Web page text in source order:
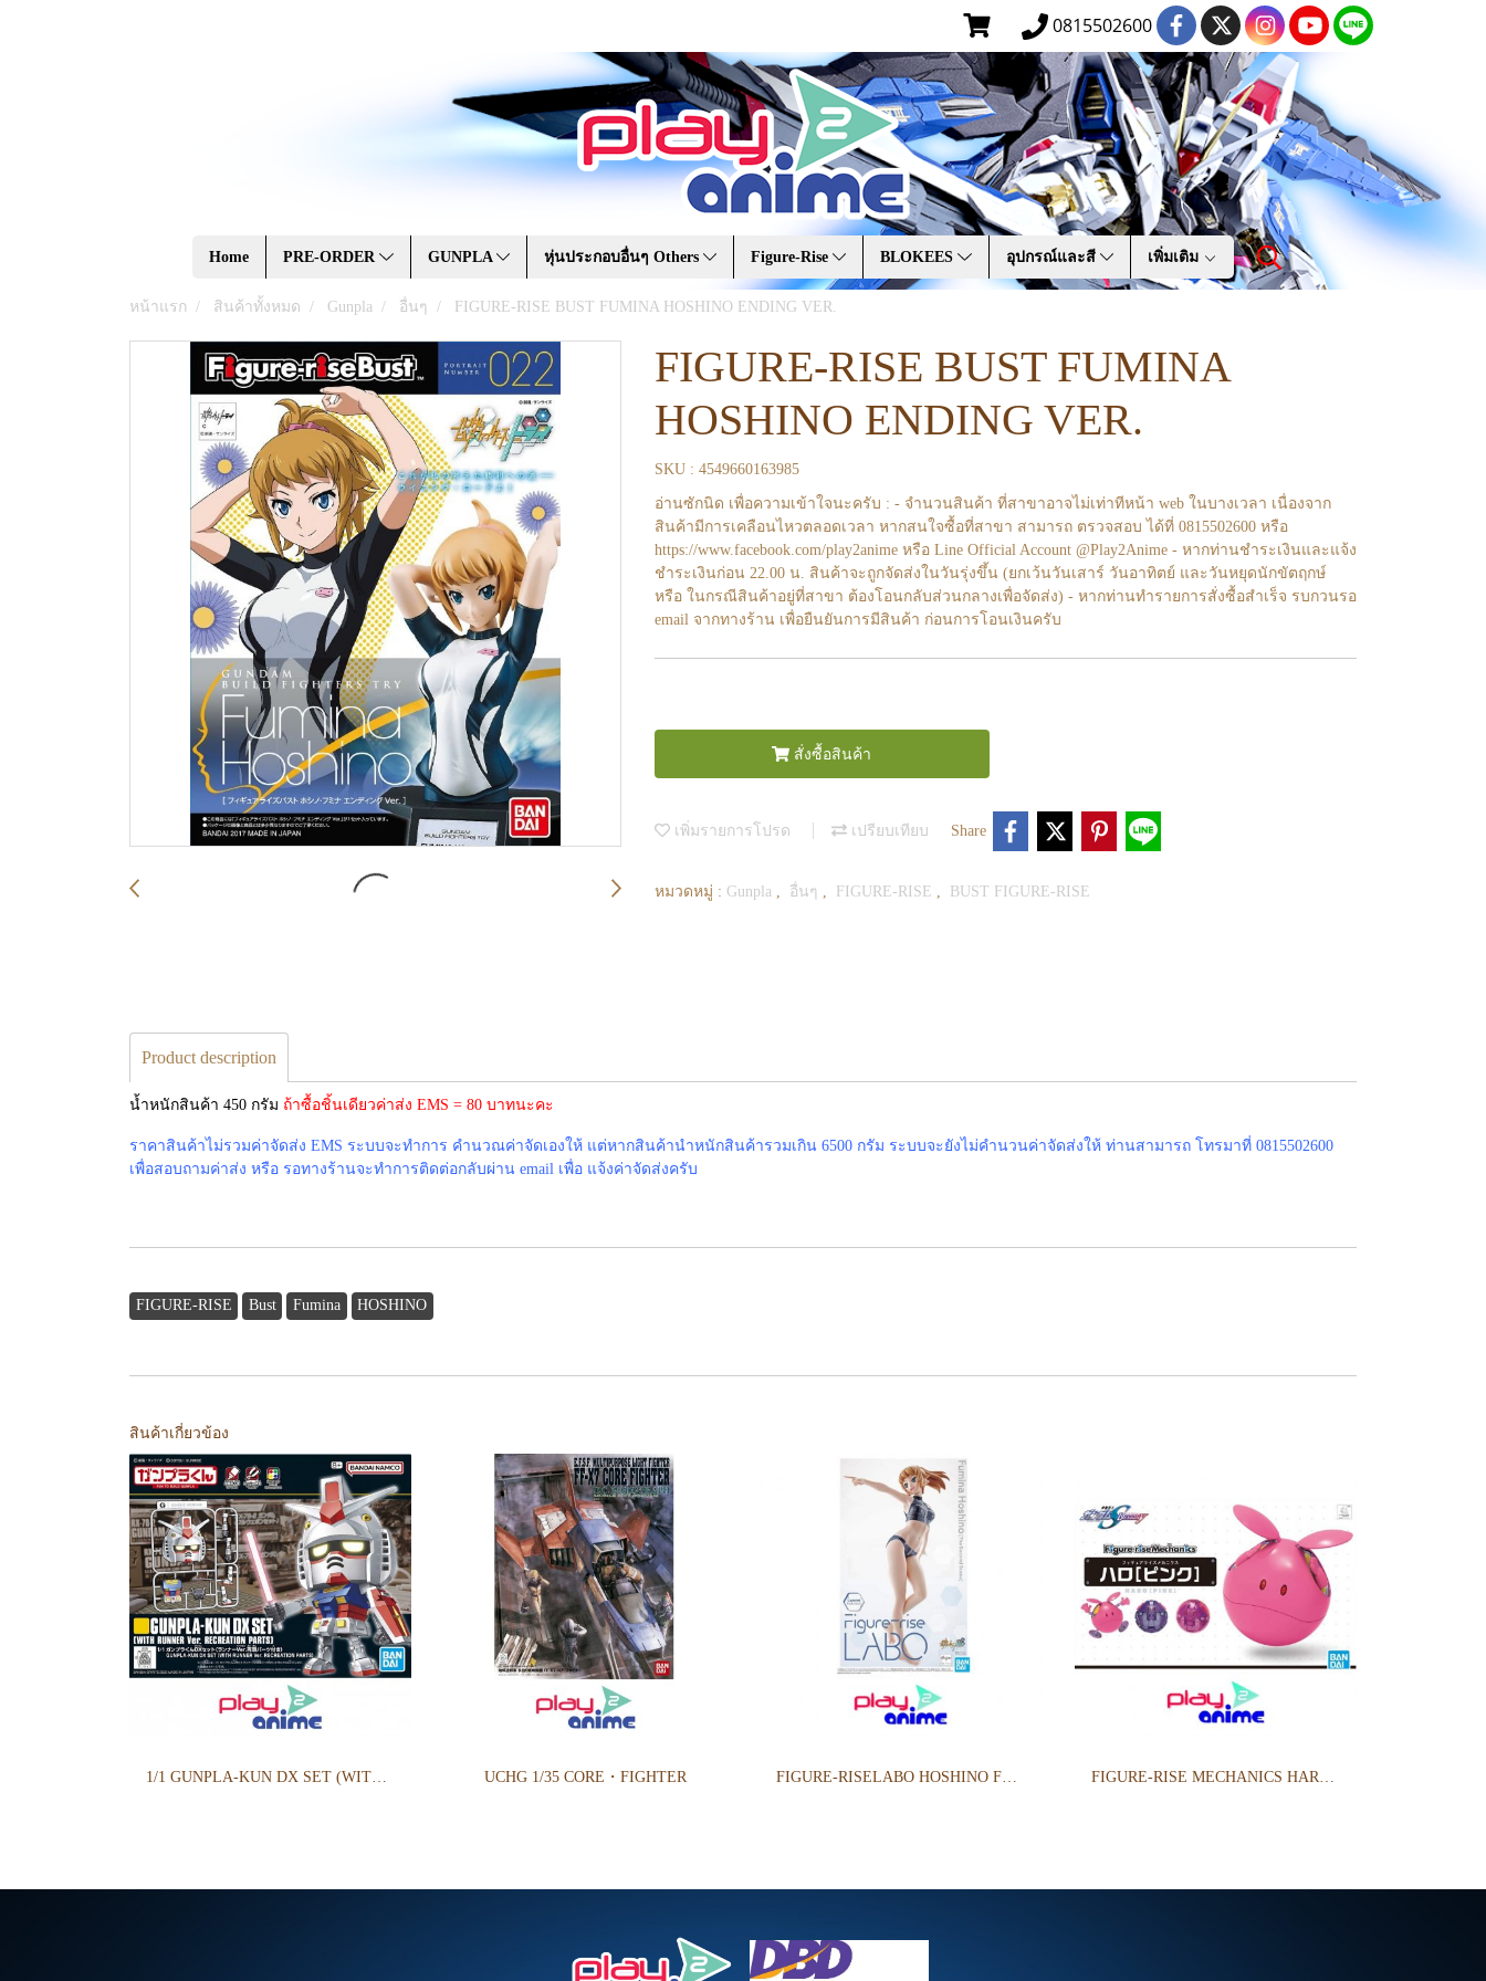
0815502600
Home PRE-ORDER GUNPLA หุ่นประกอบอื่นๆ Others Figure-Rise BLOKEES อุปกรณ์และสี เพิ่มเติม
หน้าแรก สินค้าทั้งหมด Gunpla อื่นๆ FIGURE-RISE BUST FUMINA HOSHINO ENDING VER.
FIGURE-RISE BUST FUMINA
HOSHINO ENDING VER.
SKU : 4549660163985
อ่านซักนิด เพื่อความเข้าใจนะครับ : - จำนวนสินค้า ที่สาขาอาจไม่เท่าทีหน้า web ในบางเวลา เนื่องจาก
สินค้ามีการเคลือนไหวตลอดเวลา หากสนใจซื้อที่สาขา สามารถ ตรวจสอบ ได้ที่ 0815502600 หรือ
https://www.facebook.com/play2anime หรือ Line Official Account @Play2Anime - หากท่านชำระเงินและแจ้ง
ชำระเงินก่อน 22.00 น. สินค้าจะถูกจัดส่งในวันรุ่งขึ้น (ยกเว้นวันเสาร์ วันอาทิตย์ และวันหยุดนักขัตฤกษ์
หรือ ในกรณีสินค้าอยู่ที่สาขา ต้องโอนกลับส่วนกลางเพื่อจัดส่ง) - หากท่านทำรายการสั่งซื้อสำเร็จ รบกวนรอ
email จากทางร้าน เพื่อยืนยันการมีสินค้า ก่อนการโอนเงินครับ
สั่งซื้อสินค้า
เพิ่มรายการโปรด เปรียบเทียบ Share
หมวดหมู่ : Gunpla อื่นๆ FIGURE-RISE BUST FIGURE-RISE
Product description
น้ำหนักสินค้า 450 กรัม ถ้าซื้อชิ้นเดียวค่าส่ง EMS = 80 บาทนะคะ
ราคาสินค้าไม่รวมค่าจัดส่ง EMS ระบบจะทำการ คำนวณค่าจัดเองให้ แต่หากสินค้านำหนักสินค้ารวมเกิน 6500 กรัม ระบบจะยังไม่คำนวนค่าจัดส่งให้ ท่านสามารถ โทรมาที่ 0815502600
เพื่อสอบถามค่าส่ง หรือ รอทางร้านจะทำการติดต่อกลับผ่าน email เพื่อ แจ้งค่าจัดส่งครับ
FIGURE-RISE Bust Fumina HOSHINO
สินค้าเกี่ยวข้อง
1/1 GUNPLA-KUN DX SET (WITH RUNNER Ver. RECREATION PARTS) UCHG 1/35 CORE・FIGHTER FIGURE-RISELABO HOSHINO FUMINA - THE SECOND SCENE FIGURE-RISE MECHANICS HARO - PINK